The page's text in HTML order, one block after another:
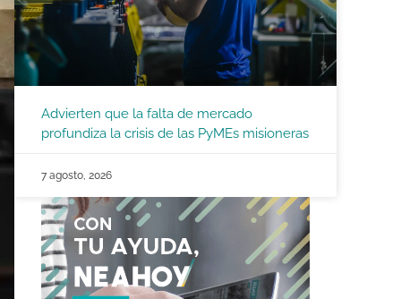
Advierten que la falta de mercado
profundiza la crisis de las PyMEs misioneras
7 agosto, 2026